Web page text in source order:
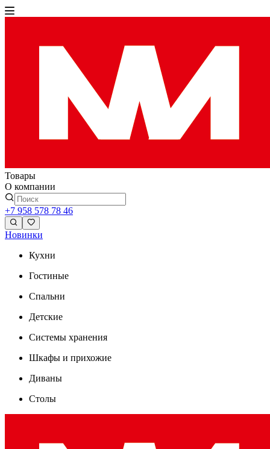
Товары
О компании
+7 958 578 78 46
Новинки
Кухни
Гостиные
Спальни
Детские
Системы хранения
Шкафы и прихожие
Диваны
Столы